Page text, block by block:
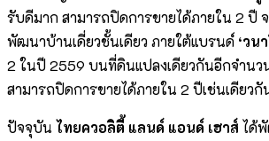
รับดีมาก สามารถปิดการขายได้ภายใน 2 ปี
พัฒนาบ้านเดี่ยวชั้นเดียว ภายใต้แบรนด์ ‘วน
2 ในปี 2559 บนที่ดินแปลงเดียวกันอีกจำนว
สามารถปิดการขายได้ภายใน 2 ปีเช่นเดียวกั
ปัจจุบัน ไทยควอลิตี้ แลนด์ แอนด์ เฮาส์ ได้